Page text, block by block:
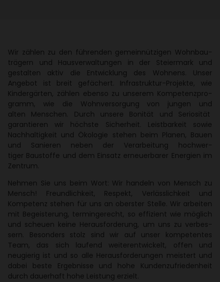
Wir zählen zu den führenden gemein­nüt­zigen Wohn­bau­
trä­gern und Haus­ver­wal­tungen in der Stei­er­mark und
gestalten aktiv die Entwick­lung des Wohnens. Unser
Angebot ist breit gefä­chert. Infra­struktur-Projekte, wie
Kinder­gärten, zählen ebenso zu unserem Kompe­tenz­pro­
gramm, wie die Wohn­ver­sor­gung von jungen und
alten Menschen. Durch unsere Bonität und Serio­sität
garan­tieren wir höchste Sicher­heit. Leist­bar­keit sowie
Nach­hal­tig­keit und Ökologie stehen beim Planen, Bauen
und Sanieren neben der Verar­bei­tung hoch­wer­
tiger Baustoffe und dem Einsatz erneu­er­barer Ener­gien im
Zentrum.
Nehmen Sie uns beim Wort: Wir handeln von Mensch zu
Mensch! Freund­lich­keit, Respekt, Verläss­lich­keit und
Kompe­tenz stehen für uns an oberster Stelle. Wir arbeiten
mit Begeis­te­rung, termin­ge­recht, so effi­zient wie möglich
und scheuen keine Heraus­for­de­rung, um uns zu verbes­
sern. Beson­ders stolz sind wir auf unser kompe­tentes
Team, das sich laufend weiter­ent­wi­ckelt, offen und
neugierig ist und so alle Heraus­for­de­rungen meis­tert und
dabei beste Ergeb­nisse und hohe Kunden­zu­frie­den­heit
durch dauer­haft hohe Leis­tung erzielt.